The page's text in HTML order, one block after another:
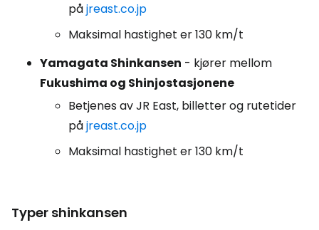
påjreast.co.jp
Maksimal hastighet er 130 km/t
Yamagata Shinkansen - kjører mellom
Fukushima og Shinjostasjonene
Betjenes av JR East, billetter og rutetider
påjreast.co.jp
Maksimal hastighet er 130 km/t
Typer shinkansen